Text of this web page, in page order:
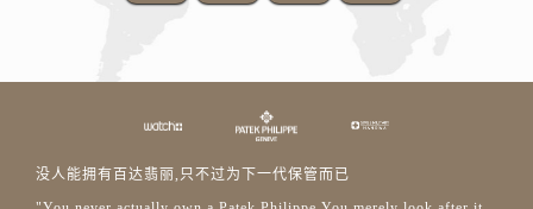
没人能拥有百达翡丽,只不过为下一代保管而已